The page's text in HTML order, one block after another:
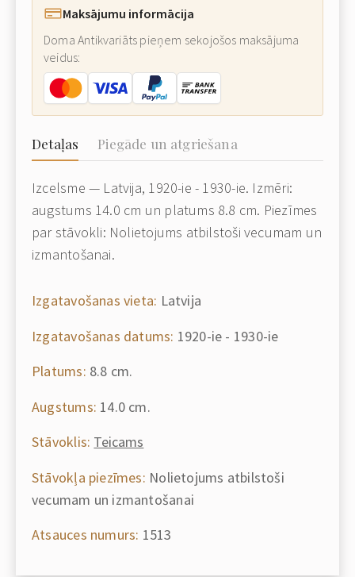
Maksājumu informācija
Doma Antikvariāts pieņem sekojošos maksājuma
veidus:
Detaļas Piegāde un atgriešana
Izcelsme — Latvija, 1920-ie - 1930-ie. Izmēri:
augstums 14.0 cm un platums 8.8 cm. Piezīmes
par stāvokli: Nolietojums atbilstoši vecumam un
izmantošanai.
Izgatavošanas vieta: Latvija
Izgatavošanas datums: 1920-ie - 1930-ie
Platums: 8.8 cm.
Augstums: 14.0 cm.
Stāvoklis: Teicams
Stāvokļa piezīmes: Nolietojums atbilstoši
vecumam un izmantošanai
Atsauces numurs: 1513